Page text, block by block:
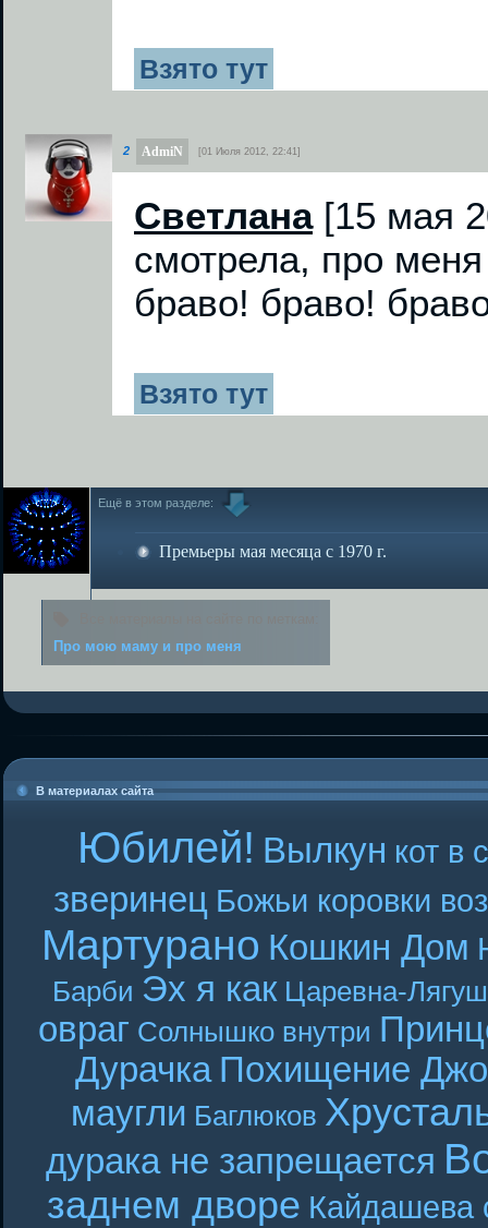
Взято тут
2 AdmiN [01 Июля 2012, 22:41]
Светлана[15 мая
смотрела, про
браво! браво!
Взято тут
Ещё в этом разделе:
Премьеры мая месяца с 1970 г.
Про мою маму и про меня
В материалах сайта
Юбилей! Вылкун кот в
зверинец Божьи коровки
Мартурано Кошкин Дом
Барби Эх я как Царевна-
овраг Солнышко внутри
Дурачка Похищение
маугли Баглюков
дурака не запрещается
заднем дворе Кайдашева